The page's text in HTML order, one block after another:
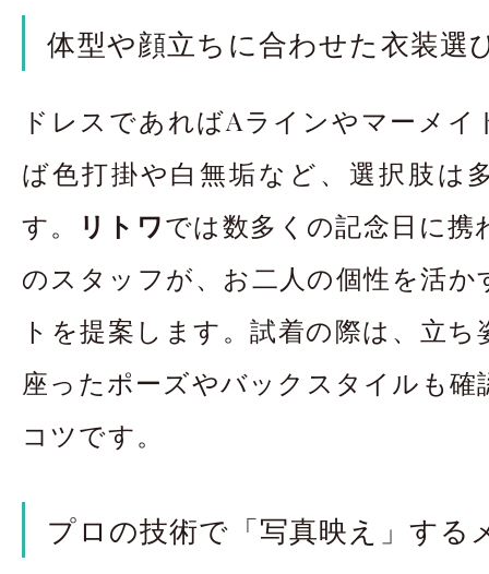
体型や顔立ちに合わせた衣装選
ドレスであればAラインやマーメイ
ば色打掛や白無垢など、選択肢は
す。
リトワでは数多くの記念日に携
のスタッフが、お二人の個性を活か
トを提案します。試着の際は、立
座ったポーズやバックスタイルも確
コツです。
プロの技術で「写真映え」する